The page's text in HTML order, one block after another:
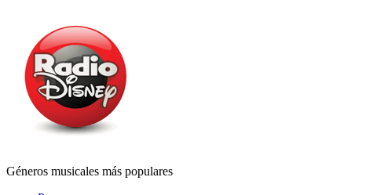
Géneros musicales más populares